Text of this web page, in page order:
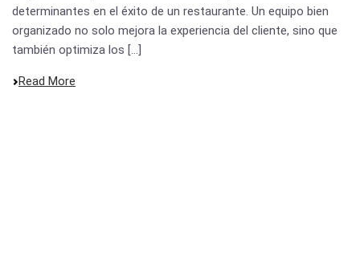
determinantes en el éxito de un restaurante. Un equipo bien
organizado no solo mejora la experiencia del cliente, sino que
también optimiza los [...]
Read More